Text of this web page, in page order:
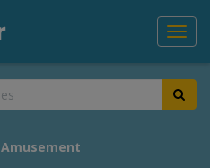
Amusement